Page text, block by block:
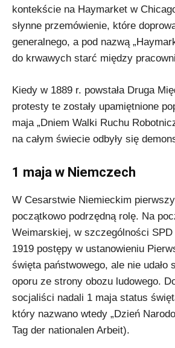
kontekście na Haymarket w
słynne przemówienie, które
generalnego, a pod nazwą
do krwawych starć między
Kiedy w 1889 r. powstała Druga
protesty te zostały upamiętnione
maja „Dniem Walki Ruchu
na całym świecie odbyły się
1 maja w Niemczech
W Cesarstwie Niemieckim pierwszy
początkowo podrzędną rolę. Na
Weimarskiej, w szczególności SPD
1919 postępy w ustanowieniu
święta państwowego, ale nie udało
oporu ze strony obozu ludowego.
socjaliści nadali 1 maja status
który nazwano wtedy „Dzień
Tag der nationalen Arbeit).